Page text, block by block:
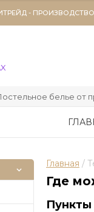
-
белье от
Главная /
Где
Пункты